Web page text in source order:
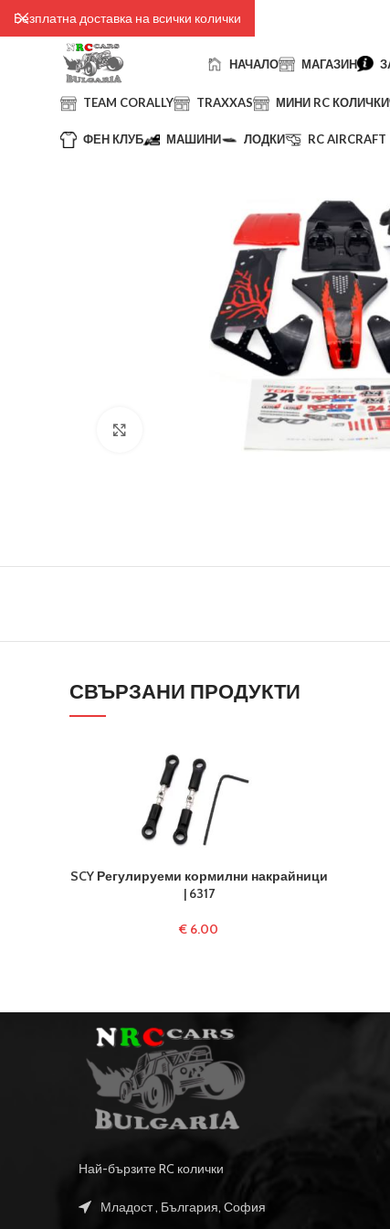
НАЧАЛО МАГАЗИН
TEAM CORALLY TRAXXAS МИНИ RC КОЛИЧКИ
ФЕН КЛУБ МАШИНИ ЛОДКИ RC AIRCRAFT
СВЪРЗАНИ ПРОДУКТИ
SCY Регулируеми кормилни накрайници
| 6317
€ 6.00
Най-бързите RC колички
Младост , България, София
Безплатна доставка на всички колички